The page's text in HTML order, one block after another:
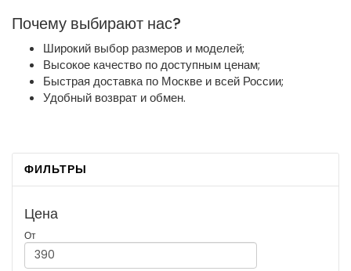
Почему выбирают нас?
Широкий выбор размеров и моделей;
Высокое качество по доступным ценам;
Быстрая доставка по Москве и всей России;
Удобный возврат и обмен.
ФИЛЬТРЫ
Цена
От